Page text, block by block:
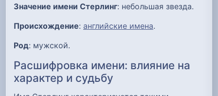
Значение имени Стерлинг: небольшая звезда.
Происхождение: английские имена.
Род: мужской.
Расшифровка имени: влияние на
характер и судьбу